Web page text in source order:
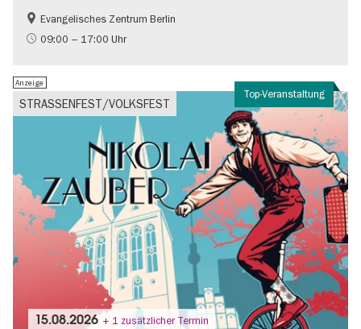
Gratis
Evangelisches Zentrum Berlin
09:00 – 17:00 Uhr
Top-Veranstaltung
STRASSENFEST/VOLKSFEST
Anzeige
15.08.2026 + 1 zusätzlicher Termin